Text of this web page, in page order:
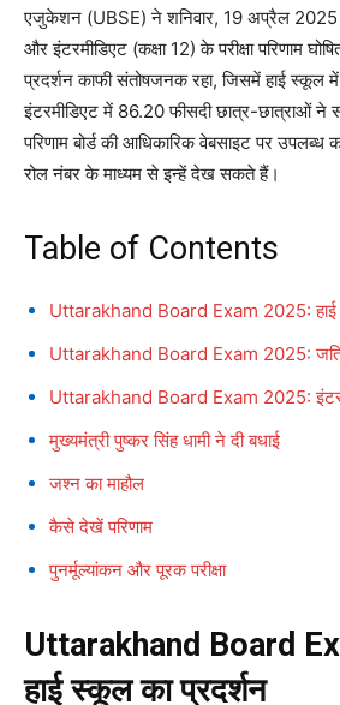
एजुकेशन (UBSE) ने शनिवार, 19 अप्रैल 2025
और इंटरमीडिएट (कक्षा 12) के परीक्षा परिणाम
प्रदर्शन काफी संतोषजनक रहा, जिसमें हाई
इंटरमीडिएट में 86.20 फीसदी छात्र-छात्राओं ने
परिणाम बोर्ड की आधिकारिक वेबसाइट पर
रोल नंबर के माध्यम से इन्हें देख सकते हैं।
Table of Contents
Uttarakhand Board Exam 2025: हाई
Uttarakhand Board Exam 2025:
Uttarakhand Board Exam 2025:
मुख्यमंत्री पुष्कर सिंह धामी ने दी बधाई
जश्न का माहौल
कैसे देखें परिणाम
पुनर्मूल्यांकन और पूरक परीक्षा
Uttarakhand Board
हाई स्कूल का प्रदर्शन